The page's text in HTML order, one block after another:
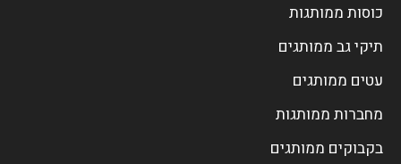
כוסות ממותגות
תיקי גב ממותגים
עטים ממותגים
מחברות ממותגות
בקבוקים ממותגים